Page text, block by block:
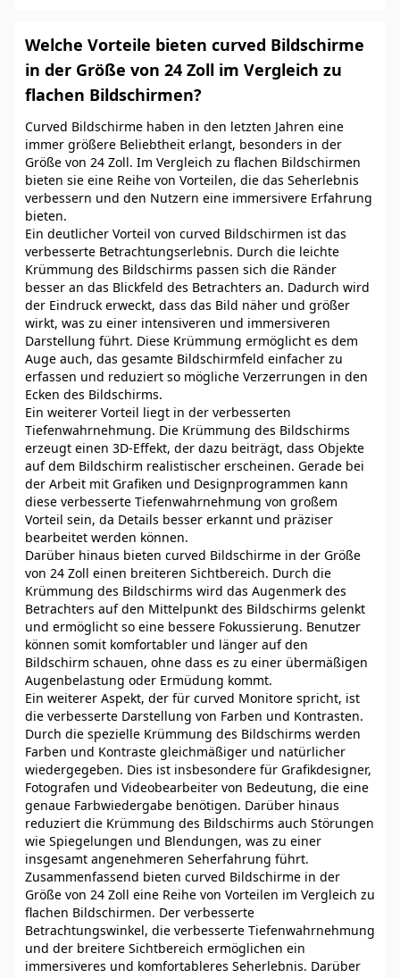
Welche Vorteile bieten curved Bildschirme
in der Größe von 24 Zoll im Vergleich zu
flachen Bildschirmen?
Curved Bildschirme haben in den letzten Jahren eine
immer größere Beliebtheit erlangt, besonders in der
Größe von 24 Zoll. Im Vergleich zu flachen Bildschirmen
bieten sie eine Reihe von Vorteilen, die das Seherlebnis
verbessern und den Nutzern eine immersivere Erfahrung
bieten.
Ein deutlicher Vorteil von curved Bildschirmen ist das
verbesserte Betrachtungserlebnis. Durch die leichte
Krümmung des Bildschirms passen sich die Ränder
besser an das Blickfeld des Betrachters an. Dadurch wird
der Eindruck erweckt, dass das Bild näher und größer
wirkt, was zu einer intensiveren und immersiveren
Darstellung führt. Diese Krümmung ermöglicht es dem
Auge auch, das gesamte Bildschirmfeld einfacher zu
erfassen und reduziert so mögliche Verzerrungen in den
Ecken des Bildschirms.
Ein weiterer Vorteil liegt in der verbesserten
Tiefenwahrnehmung. Die Krümmung des Bildschirms
erzeugt einen 3D-Effekt, der dazu beiträgt, dass Objekte
auf dem Bildschirm realistischer erscheinen. Gerade bei
der Arbeit mit Grafiken und Designprogrammen kann
diese verbesserte Tiefenwahrnehmung von großem
Vorteil sein, da Details besser erkannt und präziser
bearbeitet werden können.
Darüber hinaus bieten curved Bildschirme in der Größe
von 24 Zoll einen breiteren Sichtbereich. Durch die
Krümmung des Bildschirms wird das Augenmerk des
Betrachters auf den Mittelpunkt des Bildschirms gelenkt
und ermöglicht so eine bessere Fokussierung. Benutzer
können somit komfortabler und länger auf den
Bildschirm schauen, ohne dass es zu einer übermäßigen
Augenbelastung oder Ermüdung kommt.
Ein weiterer Aspekt, der für curved Monitore spricht, ist
die verbesserte Darstellung von Farben und Kontrasten.
Durch die spezielle Krümmung des Bildschirms werden
Farben und Kontraste gleichmäßiger und natürlicher
wiedergegeben. Dies ist insbesondere für Grafikdesigner,
Fotografen und Videobearbeiter von Bedeutung, die eine
genaue Farbwiedergabe benötigen. Darüber hinaus
reduziert die Krümmung des Bildschirms auch Störungen
wie Spiegelungen und Blendungen, was zu einer
insgesamt angenehmeren Seherfahrung führt.
Zusammenfassend bieten curved Bildschirme in der
Größe von 24 Zoll eine Reihe von Vorteilen im Vergleich zu
flachen Bildschirmen. Der verbesserte
Betrachtungswinkel, die verbesserte Tiefenwahrnehmung
und der breitere Sichtbereich ermöglichen ein
immersiveres und komfortableres Seherlebnis. Darüber